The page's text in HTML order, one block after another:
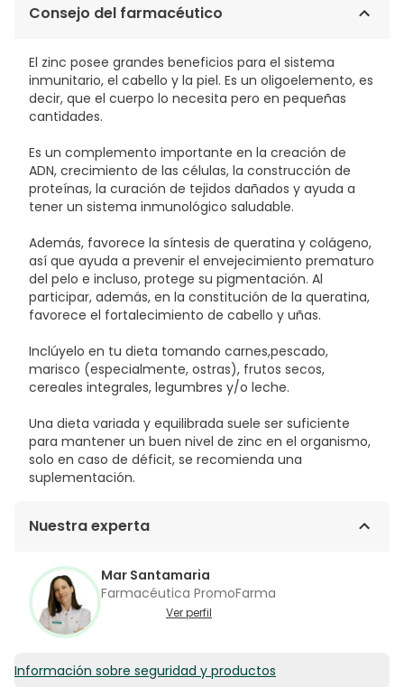
CITRATE, BUTYL ACETATE, CAPRYLIC/CAPRIC
PHOSPHORIC ACID, APIUM GRAVEOLENS (CELERY) SEED
EXTRACT (APIUM GRAVEOLENS SEED EXTRACT),
DIACETONE ALCOHOL, DIATOMACEOUS EARTH,
ETOCRYLENE, HEXANAL, LITHOTHAMNION CALCAREUM
ZINC SULFATE, RED 6 LAKE (CI 15850), IRON OXIDES (CI
77491), MANGANESE VIOLET (CI 77742), BLACK 2 (CI
77266 [NANO]), TITANIUM DIOXIDE (CI 77891), YELLOW 5
LAKE (CI 19140).
54,27€ / 100 ml
Consejo del farmacéutico
El zinc posee grandes beneficios para el sistema
inmunitario, el cabello y la piel. Es un oligoelemento, es
decir, que el cuerpo lo necesita pero en pequeñas
cantidades.
Es un complemento importante en la creación de
ADN, crecimiento de las células, la construcción de
proteínas, la curación de tejidos dañados y ayuda a
tener un sistema inmunológico saludable.
Además, favorece la síntesis de queratina y colágeno,
así que ayuda a prevenir el envejecimiento prematuro
del pelo e incluso, protege su pigmentación. Al
participar, además, en la constitución de la queratina,
favorece el fortalecimiento de cabello y uñas.
Inclúyelo en tu dieta tomando carnes,pescado,
marisco (especialmente, ostras), frutos secos,
cereales integrales, legumbres y/o leche.
Una dieta variada y equilibrada suele ser suficiente
para mantener un buen nivel de zinc en el organismo,
solo en caso de déficit, se recomienda una
suplementación.
Nuestra experta
Mar Santamaria
Farmacéutica PromoFarma
Ver perfil
Información sobre seguridad y productos